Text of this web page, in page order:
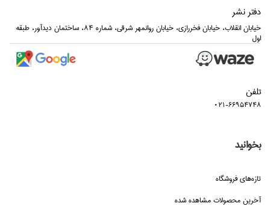
دفتر نشر
خيابان انقلاب، خيابان فخررازي، خيابان روانمهر شرقي، شماره 84، ساختمان ديدآور، طبقه
اول
تلفن
021-66954748
بخوانید
تازه‌هاي فروشگاه
آخرین محصولات مشاهده شده